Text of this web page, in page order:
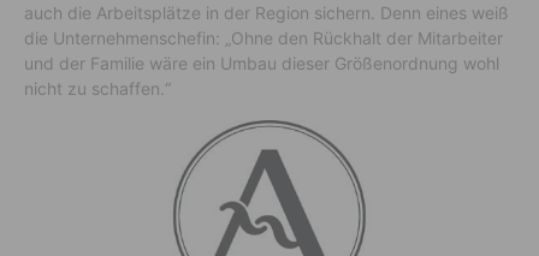
auch die Arbeitsplätze in der Region sichern. Denn eines weiß
die Unternehmenschefin: „Ohne den Rückhalt der Mitarbeiter
und der Familie wäre ein Umbau dieser Größenordnung wohl
nicht zu schaffen.“